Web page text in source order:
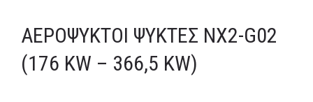
E-SHOP
ΑΕΡΌΨΥΚΤΟΙ ΨΎΚΤΕΣ NX2-G02
(176 KW – 366,5 KW)